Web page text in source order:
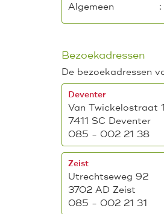
Algemeen :
Bezoekadressen
De bezoekadressen
Deventer
Van Twickelostraat
7411 SC Deventer
085 - 002 21 38
Zeist
Utrechtseweg 92
3702 AD Zeist
085 - 002 21 31